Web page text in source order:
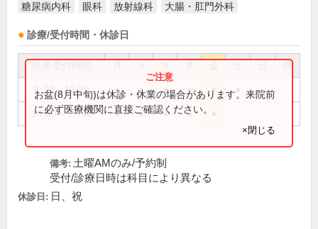
糖尿病内科
眼科 放射線科 大腸・肛門外科
診療/受付時間・休診日
祝
8:30～12:30 ● ● ● ● ●
14:00～17:30 ● ● ● ●
お盆(8月中旬)は休診・休業の場合があります。来院前
に必ず医療機関に直接ご確認ください。
×閉じる
備考: 土曜AMのみ/予約制
受付/診療日時は科目により異なる
休診日: 日、祝